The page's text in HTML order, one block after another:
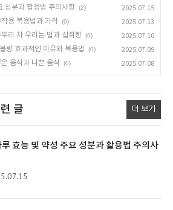
성분과 활용법 주의사항 (2)
2025.07.15
용 복용법과 가격
(0)
2025.07.13
리 차 우리는 법과 섭취량 (0)
2025.07.10
량 효과적인 이유와 복용법
(0)
2025.07.09
음식과 나쁜 음식
(0) 2025.07.08
글 더 보기
효능 및 약성 주요 성분과 활용법 주의사